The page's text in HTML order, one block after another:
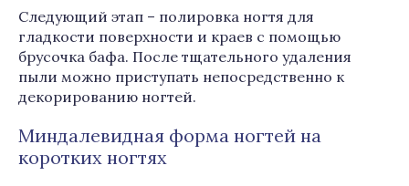
Следующий этап – полировка ногтя для
гладкости поверхности и краев с помощью
брусочка бафа. После тщательного удаления
пыли можно приступать непосредственно к
декорированию ногтей.
Миндалевидная форма ногтей на
коротких ногтях